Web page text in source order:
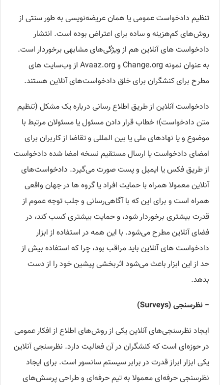
تنظیم دادخواست عمومی یا همان عریضه‌نویسی به طور سنتی از
روش‌های کم‌هزینه و ساده برای اعتراض بوده است. انتشار
دادخواست های آنلاین هم از ویژگی‌های مشابهی برخوردار است.
به عنوان نمونه Change.org و Avaaz.org از وب‌سایت های
مطرح برای کنشگران برای خلق دادخواست‌های آنلاین هستند.
دادخواست آنلاین از طریق اطلاع رسانی درباره یک مشکل (تنظیم
متن دادخواست)؛ خطاب قرار دادن مسئول یا مسئولان مرتبط با
موضوع و یا نهادهای ملی یا بین المللی و تقاضا از کاربران برای
امضای دادخواست یا ارسال مستقیم نسخه امضا شده دادخواست
از طریق فکس یا ایمیل و پست صورت می‌گیرد. دادخواست‌های
آنلاین معمولا همراه با حمایت افراد یا گروه ها در جهان واقعی
همراه است و برای این که با آگاهی‌رسانی و جلب توجه عموم از
قدرت بیشتری برخوردار شود، و حمایت بیشتری کسب کند، در
فضای آنلاین مطرح می‌شود. با این همه در استفاده از ابزار
دادخواست های آنلاین باید مراقب بود، چرا که استفاده بیش از
حد از این ابزار باعث می‌شود اثربخشی پیشین خود را از دست
بدهد.
− نظرسنجی (Surveys)
ایجاد نظرسنجی‌های آنلاین یکی از روش‌های اطلاع از افکار عمومی
در حوزه‌ای است که کنشگران در آن فعالیت دارد. نظرسنجی آنلاین
یکی ابزار ابراز قدرت در برابر سیستم سانسور است. برای ایجاد
نظرسنجی حرفه‌ای معمولا به تیم حرفه‌ای و طراحی پرسش‌های